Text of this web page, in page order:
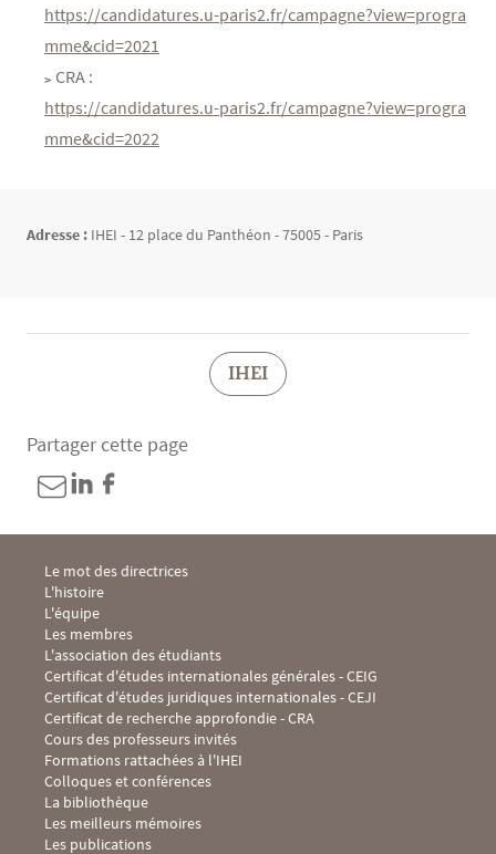
https://candidatures.u-paris2.fr/campagne?view=progra
mme&cid=2021
CRA :
https://candidatures.u-paris2.fr/campagne?view=progra
mme&cid=2022
Adresse : IHEI - 12 place du Panthéon - 75005 - Paris
IHEI
Partager cette page
Menu Footer IHEI 1
Le mot des directrices
L'histoire
L'équipe
Les membres
L'association des étudiants
Menu Footer IHEI 2
Certificat d'études internationales générales - CEIG
Certificat d'études juridiques internationales - CEJI
Certificat de recherche approfondie - CRA
Cours des professeurs invités
Formations rattachées à l'IHEI
Menu Footer IHEI 3
Colloques et conférences
La bibliothèque
Les meilleurs mémoires
Les publications